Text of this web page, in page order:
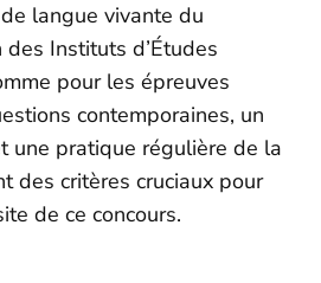
langue vivante du
des Instituts d’Études
pour les épreuves
contemporaines, un
une pratique régulière de la
des critères cruciaux pour
de ce concours.